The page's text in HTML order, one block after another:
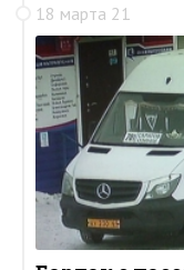
18 марта 21